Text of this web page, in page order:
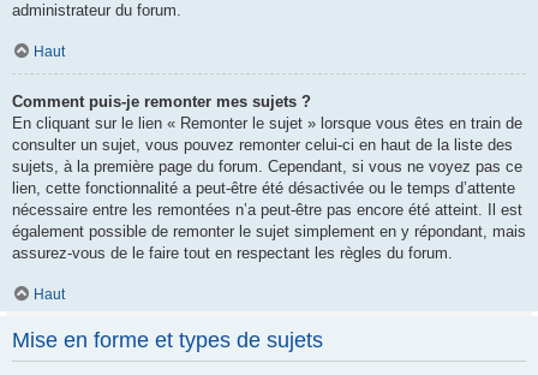
administrateur du forum.
Haut
Comment puis-je remonter mes sujets ?
En cliquant sur le lien « Remonter le sujet » lorsque vous êtes en train de
consulter un sujet, vous pouvez remonter celui-ci en haut de la liste des
sujets, à la première page du forum. Cependant, si vous ne voyez pas ce
lien, cette fonctionnalité a peut-être été désactivée ou le temps d’attente
nécessaire entre les remontées n’a peut-être pas encore été atteint. Il est
également possible de remonter le sujet simplement en y répondant, mais
assurez-vous de le faire tout en respectant les règles du forum.
Haut
Mise en forme et types de sujets